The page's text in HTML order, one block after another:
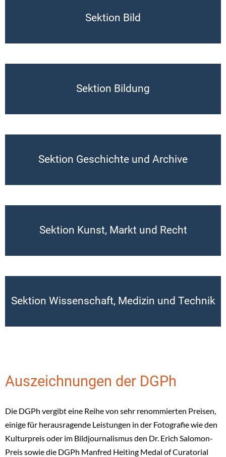
Sektion Bild
Sektion Bildung
Sektion Geschichte und Archive
Sektion Kunst, Markt und Recht
Sektion Wissenschaft, Medizin und Technik
Auszeichnungen der DGPh
Die DGPh vergibt eine Reihe von sehr renommierten Preisen,
einige für herausragende Leistungen in der Fotografie wie den
Kulturpreis oder im Bildjournalismus den Dr. Erich Salomon-
Preis sowie die DGPh Manfred Heiting Medal of Curatorial